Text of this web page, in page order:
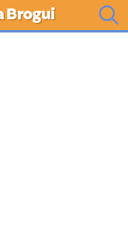
Brogui